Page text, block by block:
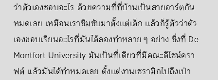
ว่าตัวเองชอบอะไร ด้วยความที่ที่บ้านเป็นสายอาร์ตกัน
หมดเลย เหมือนเราซึมซับมาตั้งแต่เด็ก แล้วก็รู้ตัวว่าตัว
เองชอบเรียนอะไรที่มันได้ลองทำหลาย ๆ อย่าง ซึ่งที่ De
Montfort University มันเป็นที่เดียวที่มีคณะดีไซน์ครา
ฟต์ แล้วมันได้ทำหมดเลย ตั้งแต่งานเซรามิกไปถึงเป่า